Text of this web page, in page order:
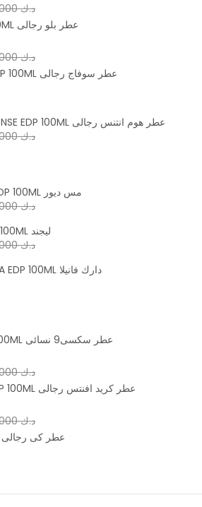
د.ك5.000
BLEU EDP 100ML عطر بلو رجالى
د.ك5.000
SAUVAGE EDP 100ML عطر سوفاج رجالى
HOMME INTENSE EDP 100ML عطر هوم انتنس رجالى
د.ك5.000
MISS DIOR EDP 100ML مس ديور
د.ك5.000
LEGEND EDP 100ML ليجند
د.ك5.000
DARK VANILLA EDP 100ML دارك فانيلا
SEXY9 EDP 100ML عطر سكسى9 نسائى
د.ك5.000
AVENTUS EDP 100ML عطر كريد افنتس رجالى
د.ك5.000
K EDP 100ML عطر كى رجالى